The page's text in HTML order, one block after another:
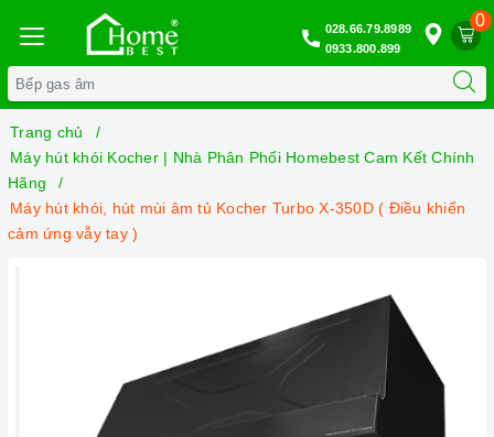
0
028.66.79.8989
0933.800.899
Trang chủ
Máy hút khói Kocher | Nhà Phân Phối Homebest Cam Kết Chính
Hãng
Máy hút khói, hút mùi âm tủ Kocher Turbo X-350D ( Điều khiển
cảm ứng vẫy tay )